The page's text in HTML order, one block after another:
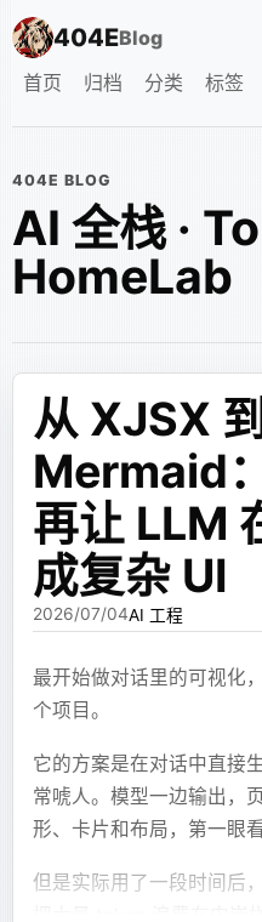
404EBlog
首页
归档 分类 标签
404E BLOG
AI 全栈 ·
HomeLab
从 XJSX 到
Mermaid
再让 LLM
成复杂 UI
2026/07/04AI 工程
最开始做对话里的可视化
个项目。
它的方案是在对话中直接
常唬人。模型一边输出，
形、卡片和布局，第一眼
但是实际用了一段时间后